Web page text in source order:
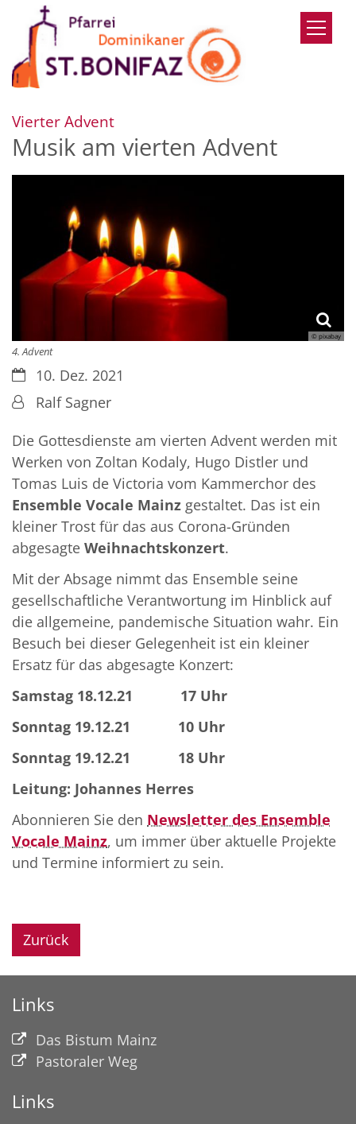
Zum Inhalt springen
Vierter Advent:
Musik am vierten Advent
© pixabay
4. Advent
Datum:10. Dez. 2021
Von:Ralf Sagner
Die Gottesdienste am vierten Advent werden mit
Werken von Zoltan Kodaly, Hugo Distler und
Tomas Luis de Victoria vom Kammerchor des
Ensemble Vocale Mainz gestaltet. Das ist ein
kleiner Trost für das aus Corona-Gründen
abgesagte Weihnachtskonzert.
Mit der Absage nimmt das Ensemble seine
gesellschaftliche Verantwortung im Hinblick auf
die allgemeine, pandemische Situation wahr. Ein
Besuch bei dieser Gelegenheit ist ein kleiner
Ersatz für das abgesagte Konzert:
Samstag 18.12.21 17 Uhr
Sonntag 19.12.21 10 Uhr
Sonntag 19.12.21 18 Uhr
Leitung: Johannes Herres
Abonnieren Sie den Newsletter des Ensemble
Vocale Mainz, um immer über aktuelle Projekte
und Termine informiert zu sein.
Zurück
Links
Das Bistum Mainz
Pastoraler Weg
Links